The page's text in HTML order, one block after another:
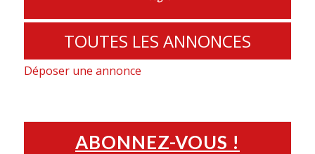
TOUTES LES ANNONCES
Déposer une annonce
ABONNEZ-VOUS !